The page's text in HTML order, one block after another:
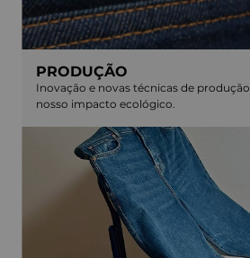
PRODUÇÃO
Inovação e novas técnicas de
nosso impacto ecológico.